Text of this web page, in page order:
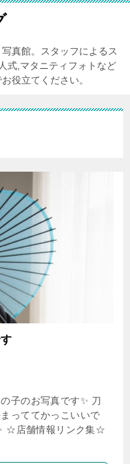
真館。スタッフによるス
式,マタニティフォトなど
役立てください。
子のお写真です✨ 刀
っててかっこいいで
☆店舗情報リンク集☆